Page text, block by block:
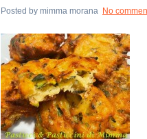
Posted by mimma morana No